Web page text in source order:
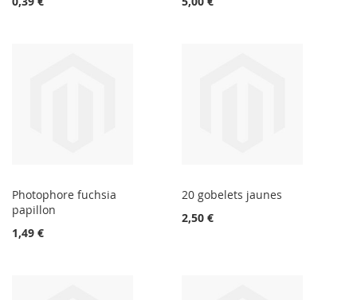
Photophore fuchsia
papillon
1,49 €
20 gobelets jaunes
2,50 €